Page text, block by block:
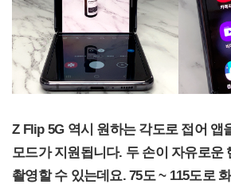
Z Flip 5G 역시 원하는 각도로 접어 앱
모드가 지원됩니다. 두 손이 자유로운
촬영할 수 있는데요. 75도 ~ 115도로